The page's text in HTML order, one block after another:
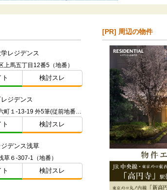
レジデンス
上馬五丁目12番5（地番）
検討スレ
ジデンス
東京都足立区六町１-13-19 外5筆(従前地番)ほか
検討スレ
デンス浅草
草６-307-1（地番）
検討スレ
[PR] 周辺の物件